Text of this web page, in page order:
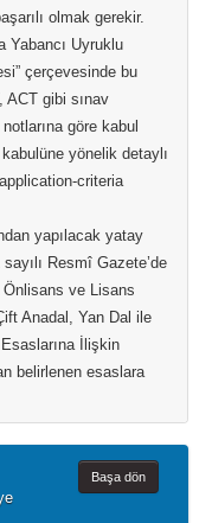
olmak gerekir.
Yabancı Uyruklu
çerçevesinde bu
ACT gibi sınav
göre kabul
yönelik detaylı
criteria
yapılacak yatay
Resmî Gazete’de
Önlisans ve Lisans
Anadal, Yan Dal ile
İlişkin
belirlenen esaslara
Başa dön